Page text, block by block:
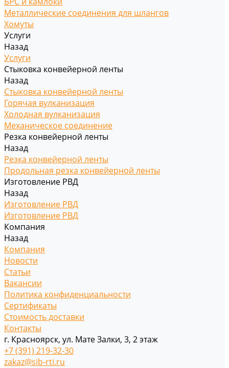
Металлические соединения для шлангов
Хомуты
Услуги
Назад
Услуги
Стыковка конвейерной ленты
Назад
Стыковка конвейерной ленты
Горячая вулканизация
Холодная вулканизация
Механическое соединение
Резка конвейерной ленты
Назад
Резка конвейерной ленты
Продольная резка конвейерной ленты
Изготовление РВД
Назад
Изготовление РВД
Изготовление РВД
Компания
Назад
Компания
Новости
Статьи
Вакансии
Политика конфиденциальности
Сертификаты
Стоимость доставки
Контакты
г. Красноярск, ул. Мате Залки, 3, 2 этаж
+7 (391) 219-32-30
zakaz@sib-rti.ru